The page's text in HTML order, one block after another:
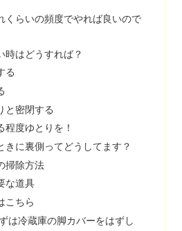
くらいの頻度でやれば良いので
時はどうすれば？
る
と密閉する
程度ゆとりを！
きに裏側ってどうしてます？
掃除方法
な道具
こちら
は冷蔵庫の脚カバーをはずし